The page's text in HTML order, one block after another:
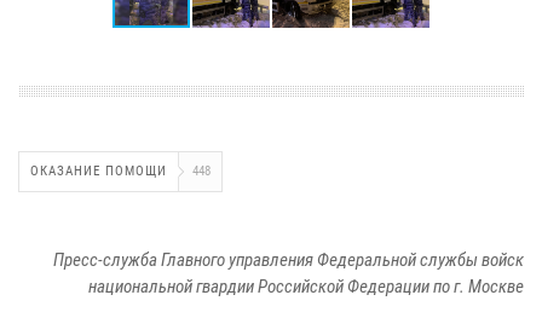
ОКАЗАНИЕ ПОМОЩИ 448
Пресс-служба Главного управления Федеральной службы войск
национальной гвардии Российской Федерации по г. Москве